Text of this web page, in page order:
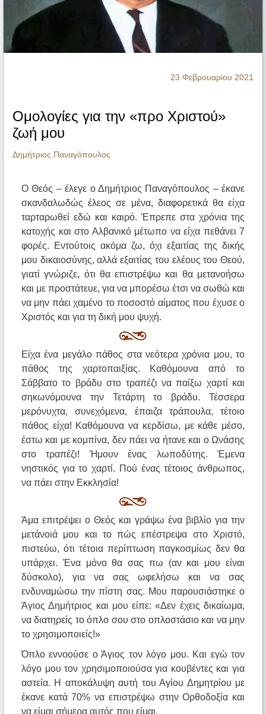
Ηχητικά
23 Φεβρουαρίου 2021
Ομολογίες για την «προ Χριστού»
ζωή μου
Δημήτριος Παναγόπουλος
Ο Θεός – έλεγε ο Δημήτριος Παναγόπουλος – έκανε
σκανδαλωδώς έλεος σε μένα, διαφορετικά θα είχα
ταρταρωθεί εδώ και καιρό. Έπρεπε στα χρόνια της
κατοχής και στο Αλβανικό μέτωπο να είχα πεθάνει 7
φορές. Εντούτοις ακόμα ζω, όχι εξαιτίας της δικής
μου δικαιοσύνης, αλλά εξαιτίας του ελέους του Θεού,
γιατί γνώριζε, ότι θα επιστρέψω και θα μετανοήσω
και με προστάτευε, για να μπορέσω έτσι να σωθώ και
να μην πάει χαμένο το ποσοστό αίματος που έχυσε ο
Χριστός και για τη δική μου ψυχή.
Είχα ένα μεγάλο πάθος στα νεότερα χρόνια μου, το
πάθος της χαρτοπαιξίας. Καθόμουνα από το
Σάββατο το βράδυ στο τραπέζι να παίξω χαρτί και
σηκωνόμουνα την Τετάρτη το βράδυ. Τέσσερα
μερόνυχτα, συνεχόμενα, έπαιζα τράπουλα, τέτοιο
πάθος είχα! Καθόμουνα να κερδίσω, με κάθε μέσο,
έστω και με κομπίνα, δεν πάει να ήτανε και ο Ωνάσης
στο τραπέζι! Ήμουν ένας λωποδύτης. Έμενα
νηστικός για το χαρτί. Πού ένας τέτοιος άνθρωπος,
να πάει στην Εκκλησία!
Άμα επιτρέψει ο Θεός και γράψω ένα βιβλίο για την
μετάνοιά μου και το πώς επέστρεψα στο Χριστό,
πιστεύω, ότι τέτοια περίπτωση παγκοσμίως δεν θα
υπάρχει. Ένα μόνο θα σας πω (αν και μου είναι
δύσκολο), για να σας ωφελήσω και να σας
ενδυναμώσω την πίστη σας. Μου παρουσιάστηκε ο
Άγιος Δημήτριος και μου είπε: «Δεν έχεις δικαίωμα,
να διατηρείς το όπλο σου στο οπλοστάσιο και να μην
το χρησιμοποιείς!»
Όπλο εννοούσε ο Άγιος τον λόγο μου. Και εγώ τον
λόγο μου τον χρησιμοποιούσα για κουβέντες και για
αστεία. Η αποκάλυψη αυτή του Αγίου Δημητρίου με
έκανε κατά 70% να επιστρέψω στην Ορθοδοξία και
να είμαι σήμερα αυτός που είμαι.